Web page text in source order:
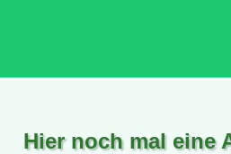
Hier noch mal eine